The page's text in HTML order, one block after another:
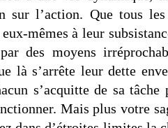
sur l’action. Que tous
mêmes à leur
des moyens
là s’arrête leur dette
s’acquitte de sa tâche
Mais plus votre